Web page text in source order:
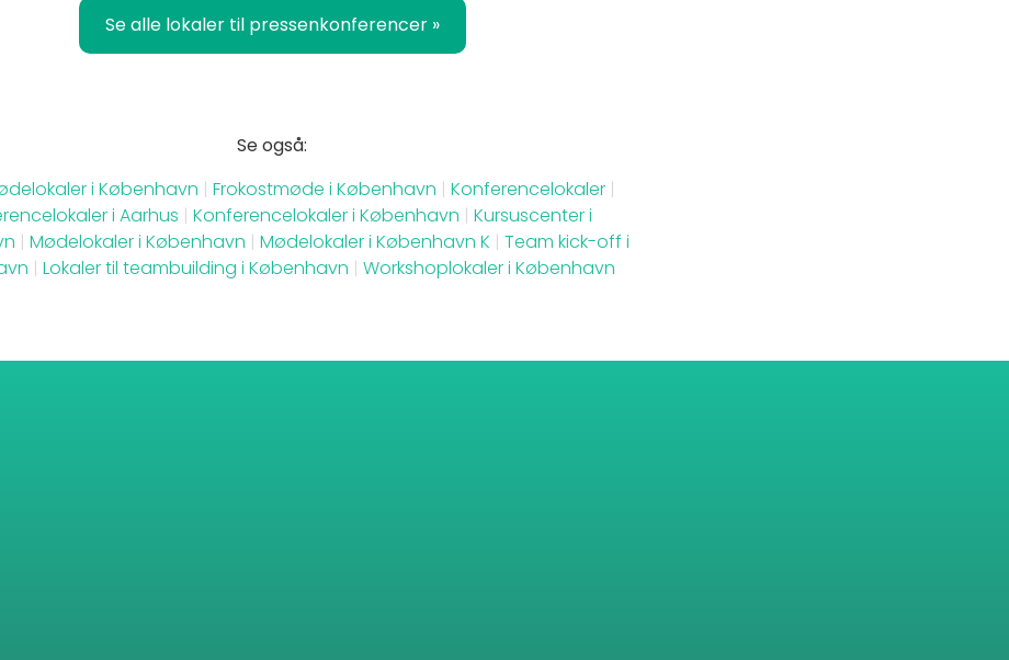
Se alle lokaler til pressenkonferencer »
Se også:
i København | Frokostmøde i København | Konferencelokaler |
i Aarhus | Konferencelokaler i København | Kursuscenter i
| Mødelokaler i København | Mødelokaler i København K | Team kick-off i
| Lokaler til teambuilding i København | Workshoplokaler i København